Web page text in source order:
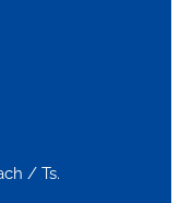
Fächer Mathe,
/ Ts.